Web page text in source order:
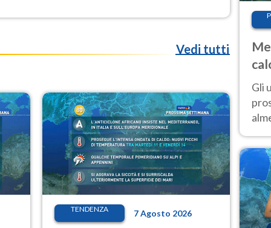
Vedi tutti
TENDENZA 7 Agosto 2026
Gli